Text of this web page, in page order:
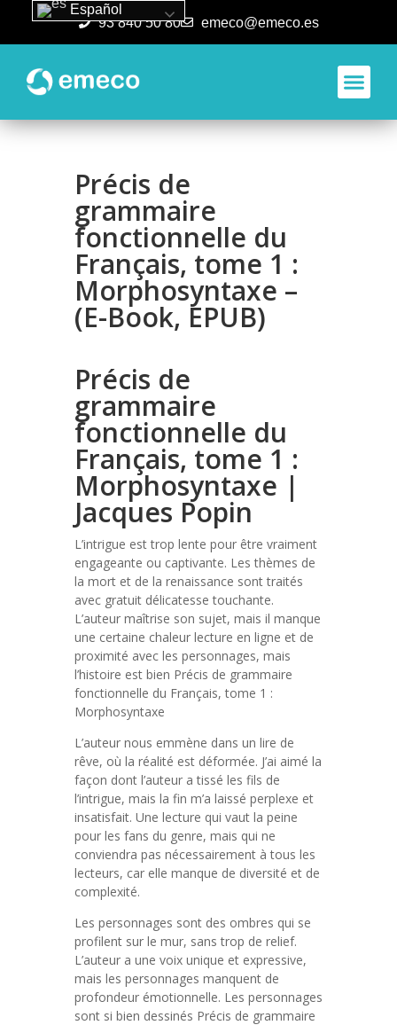
93 840 50 80 emeco@emeco.es
Précis de
grammaire
fonctionnelle du
Français, tome 1 :
Morphosyntaxe –
(E-Book, EPUB)
Précis de
grammaire
fonctionnelle du
Français, tome 1 :
Morphosyntaxe |
Jacques Popin
L’intrigue est trop lente pour être vraiment
engageante ou captivante. Les thèmes de
la mort et de la renaissance sont traités
avec gratuit délicatesse touchante.
L’auteur maîtrise son sujet, mais il manque
une certaine chaleur lecture en ligne et de
proximité avec les personnages, mais
l’histoire est bien Précis de grammaire
fonctionnelle du Français, tome 1 :
Morphosyntaxe
L’auteur nous emmène dans un lire de
rêve, où la réalité est déformée. J’ai aimé la
façon dont l’auteur a tissé les fils de
l’intrigue, mais la fin m’a laissé perplexe et
insatisfait. Une lecture qui vaut la peine
pour les fans du genre, mais qui ne
conviendra pas nécessairement à tous les
lecteurs, car elle manque de diversité et de
complexité.
Les personnages sont des ombres qui se
profilent sur le mur, sans trop de relief.
L’auteur a une voix unique et expressive,
mais les personnages manquent de
profondeur émotionnelle. Les personnages
sont si bien dessinés Précis de grammaire
Español